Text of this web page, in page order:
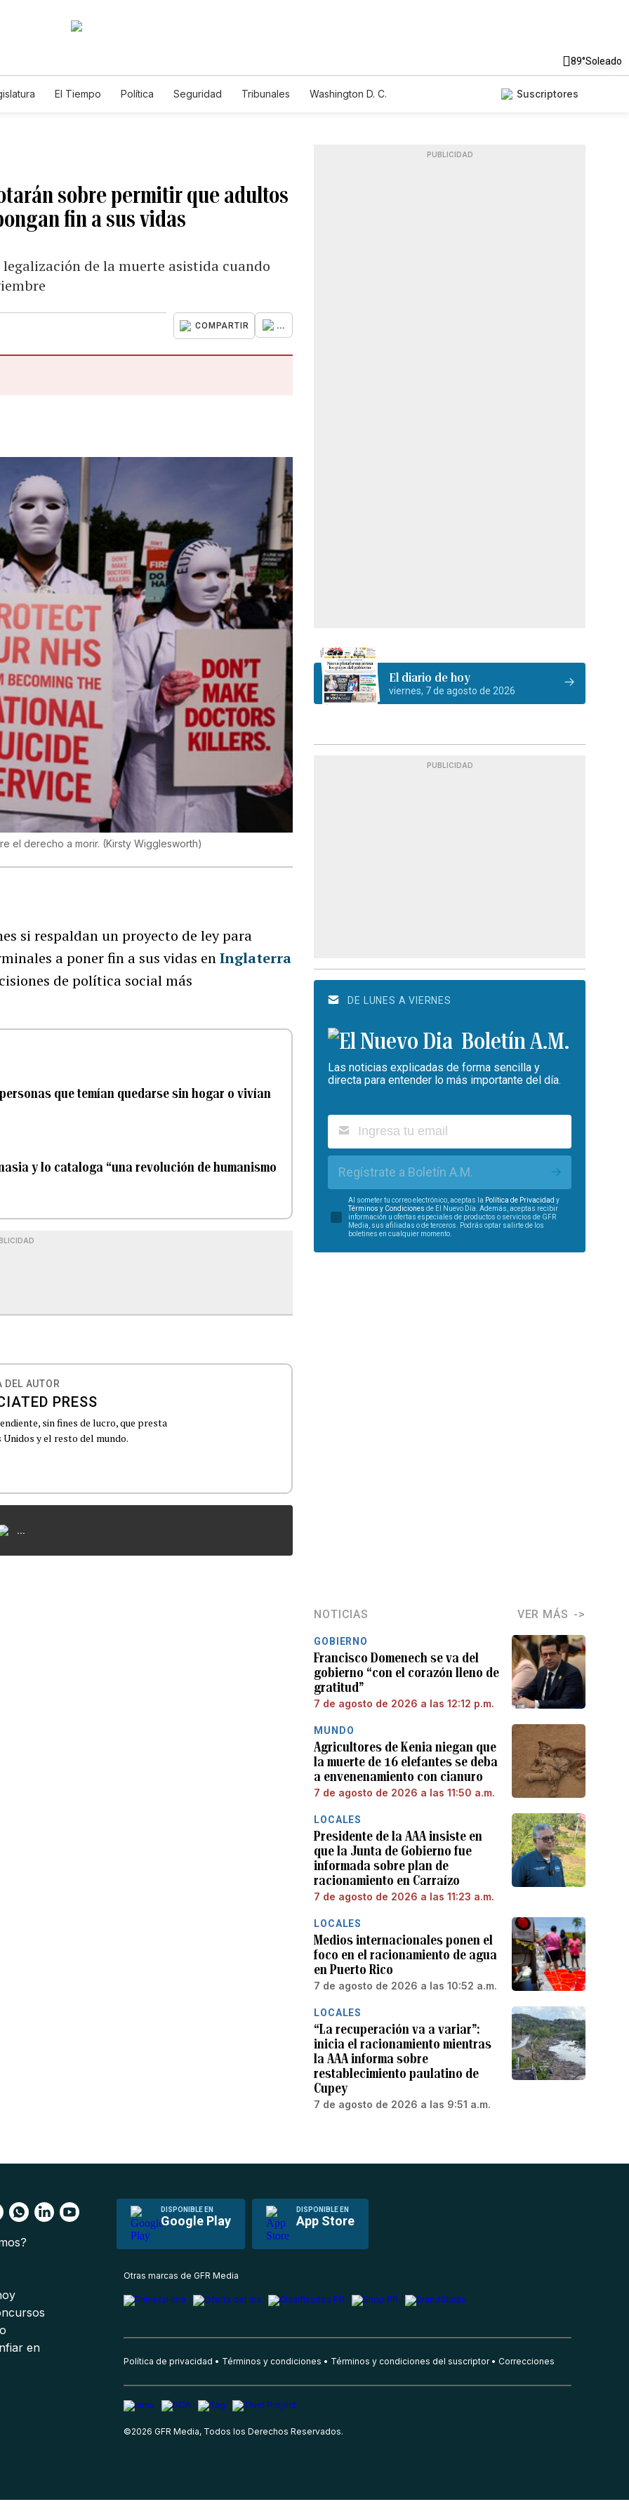
89°Soleado
El Tiempo Política Seguridad Tribunales
Washington D. C.
Suscriptores
sobre permitir que adultos
fin a sus vidas
de la muerte asistida cuando
COMPARTIR ...
el derecho a morir. (Kirsty Wigglesworth)
si respaldan un proyecto de ley para
a poner fin a sus vidas enInglaterra
de política social más
que temían quedarse sin hogar o vivían
y lo cataloga “una revolución de humanismo
DEL AUTOR
PRESS
sin fines de lucro, que presta
y el resto del mundo.
...
PUBLICIDAD
El diario de hoy
viernes, 7 de agosto de 2026
PUBLICIDAD
DE LUNES A VIERNES
Boletín A.M.
Las noticias explicadas de forma sencilla y
directa para entender lo más importante del día.
Regístrate a Boletín A.M.
Al someter tu correo electrónico, aceptas la Política de Privacidad y
Términos y Condiciones de El Nuevo Día. Además, aceptas recibir
información u ofertas especiales de productos o servicios de GFR
Media, sus afiliadas o de terceros. Podrás optar salirte de los
boletines en cualquier momento.
NOTICIAS VER MÁS
GOBIERNO
Francisco Domenech se va del
gobierno “con el corazón lleno de
gratitud”
7 de agosto de 2026 a las 12:12 p.m.
MUNDO
Agricultores de Kenia niegan que
la muerte de 16 elefantes se deba
a envenenamiento con cianuro
7 de agosto de 2026 a las 11:50 a.m.
LOCALES
Presidente de la AAA insiste en
que la Junta de Gobierno fue
informada sobre plan de
racionamiento en Carraízo
7 de agosto de 2026 a las 11:23 a.m.
LOCALES
Medios internacionales ponen el
foco en el racionamiento de agua
en Puerto Rico
7 de agosto de 2026 a las 10:52 a.m.
LOCALES
“La recuperación va a variar”:
inicia el racionamiento mientras
la AAA informa sobre
restablecimiento paulatino de
Cupey
7 de agosto de 2026 a las 9:51 a.m.
DISPONIBLE EN
Google Play
DISPONIBLE EN
App Store
en
Otras marcas de GFR Media
Política de privacidad Términos y condiciones Términos y condiciones del suscriptor Correcciones
©2026 GFR Media, Todos los Derechos Reservados.